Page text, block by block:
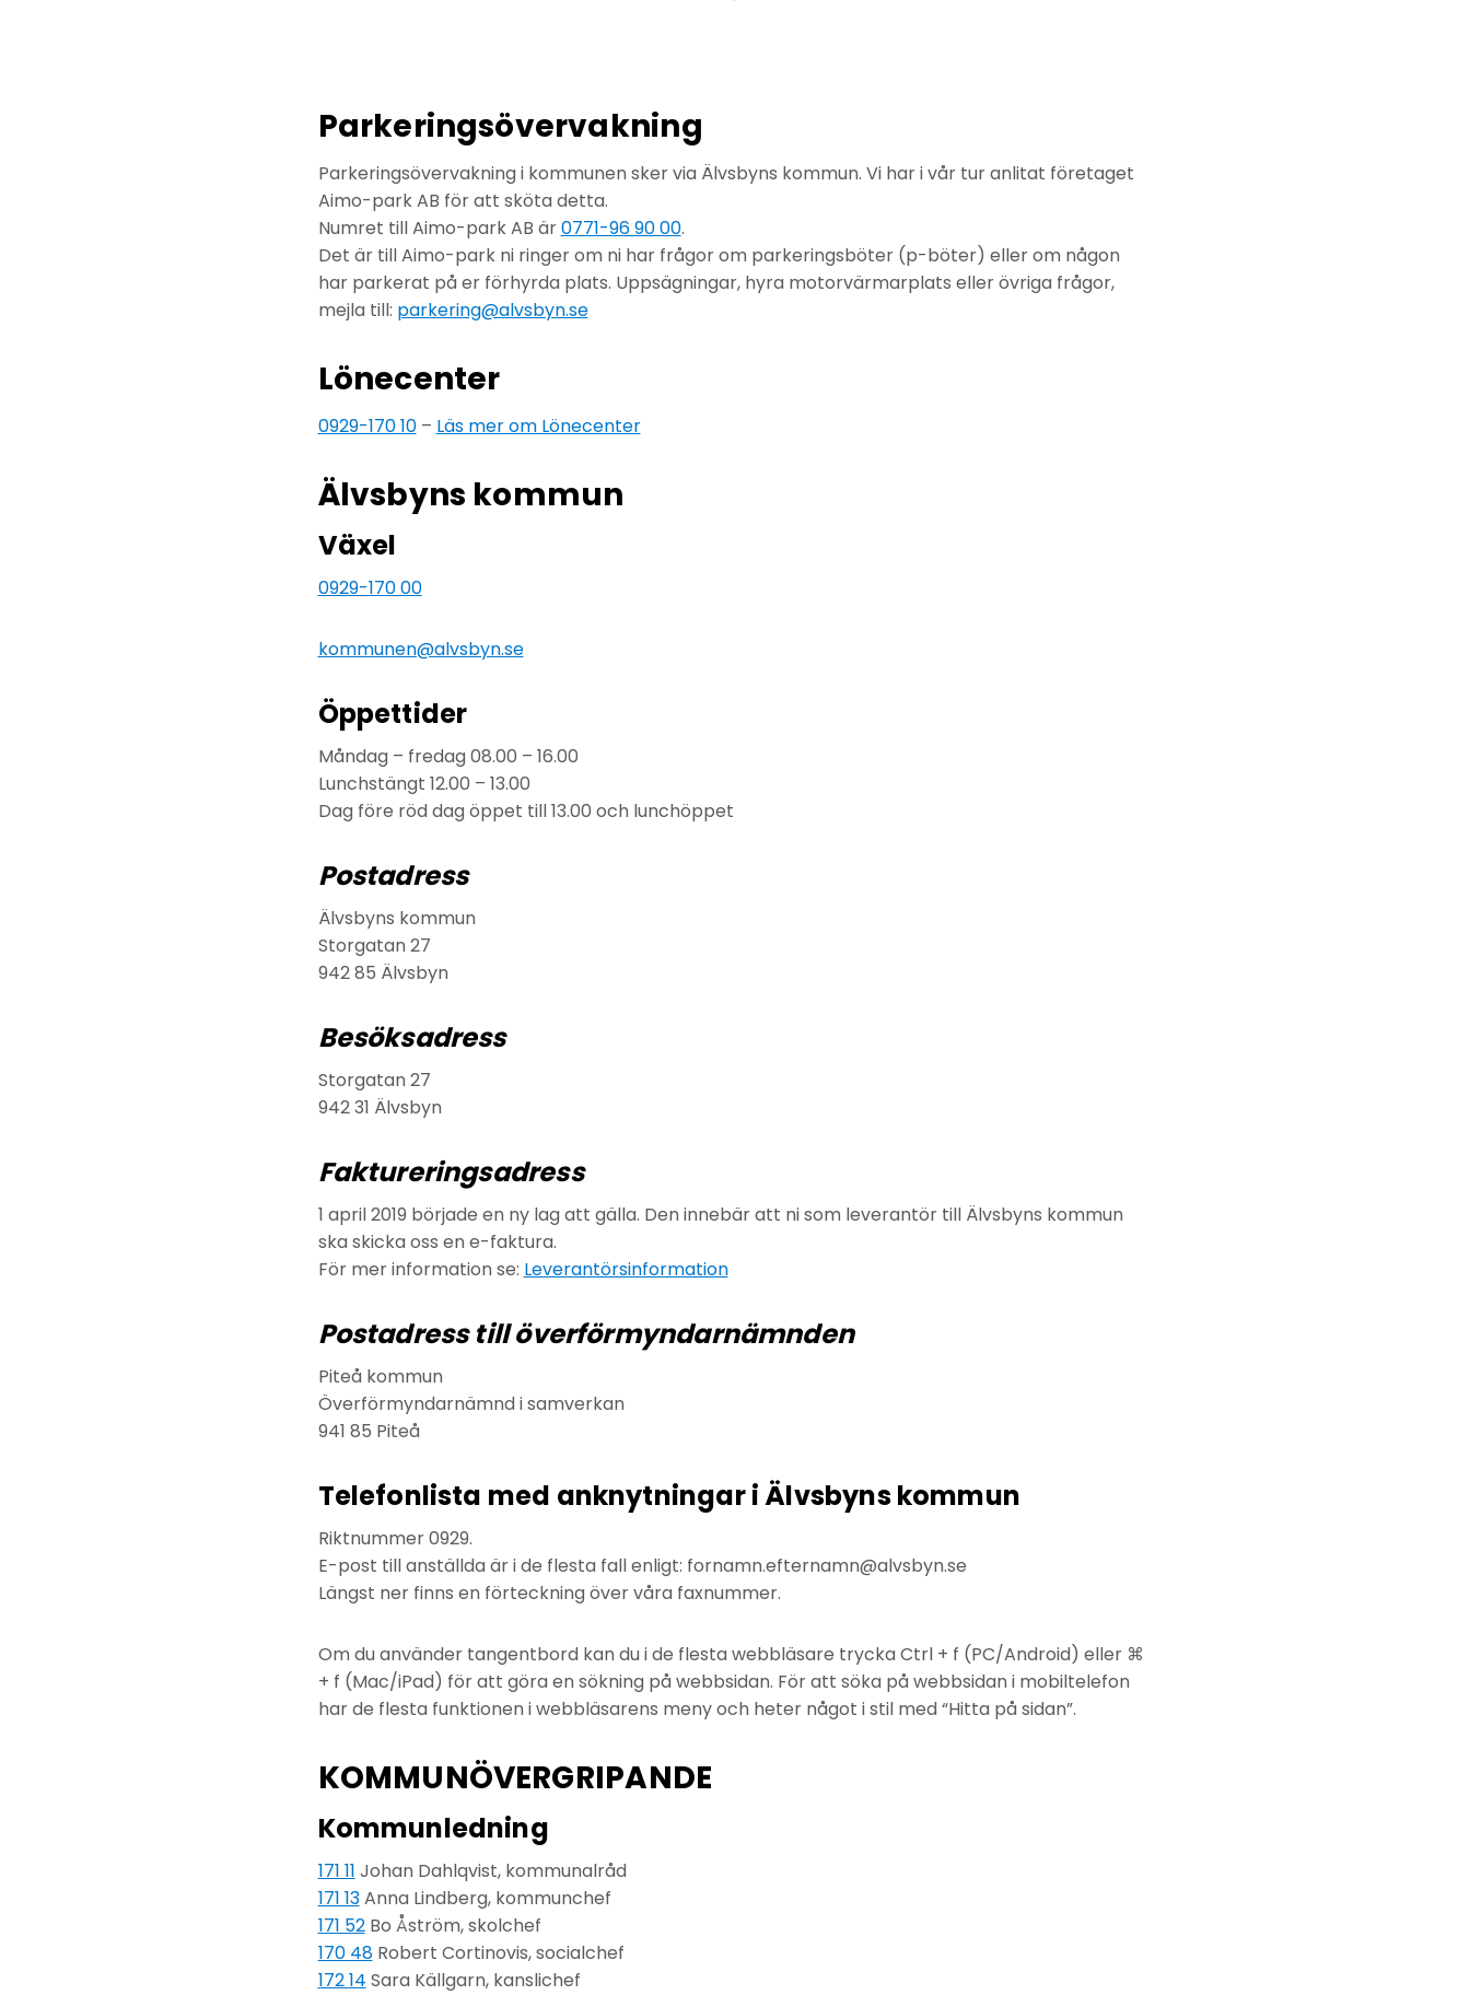
Parkeringsövervakning
Parkeringsövervakning i kommunen sker via Älvsbyns kommun. Vi har i vår tur anlitat företaget
Aimo-park AB för att sköta detta.
Numret till Aimo-park AB är0771-96 90 00.
Det är till Aimo-park ni ringer om ni har frågor om parkeringsböter (p-böter) eller om någon
har parkerat på er förhyrda plats. Uppsägningar, hyra motorvärmarplats eller övriga frågor,
mejla till: parkering@alvsbyn.se
Lönecenter
0929-170 10– Läs mer om Lönecenter
Älvsbyns kommun
Växel
0929-170 00
kommunen@alvsbyn.se
Öppettider
Måndag – fredag 08.00 – 16.00
Lunchstängt 12.00 – 13.00
Dag före röd dag öppet till 13.00 och lunchöppet
Postadress
Älvsbyns kommun
Storgatan 27
942 85 Älvsbyn
Besöksadress
Storgatan 27
942 31 Älvsbyn
Faktureringsadress
1 april 2019 började en ny lag att gälla. Den innebär att ni som leverantör till Älvsbyns kommun
ska skicka oss en e-faktura.
För mer information se: Leverantörsinformation
Postadress till överförmyndarnämnden
Piteå kommun
Överförmyndarnämnd i samverkan
941 85 Piteå
Telefonlista med anknytningar i Älvsbyns kommun
Riktnummer 0929.
E-post till anställda är i de flesta fall enligt: fornamn.efternamn@alvsbyn.se
Längst ner finns en förteckning över våra faxnummer.
Om du använder tangentbord kan du i de flesta webbläsare trycka Ctrl + f (PC/Android) eller ⌘
+ f (Mac/iPad) för att göra en sökning på webbsidan. För att söka på webbsidan i mobiltelefon
har de flesta funktionen i webbläsarens meny och heter något i stil med “Hitta på sidan”.
KOMMUNÖVERGRIPANDE
Kommunledning
171 11 Johan Dahlqvist, kommunalråd
171 13Anna Lindberg, kommunchef
171 52Bo Åström, skolchef
170 48Robert Cortinovis, socialchef
172 14 Sara Källgarn, kanslichef